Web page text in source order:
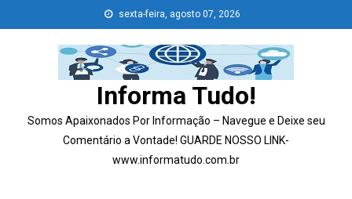
to
sexta-feira, agosto 07, 2026
Informa Tudo!
Somos Apaixonados Por Informação – Navegue e Deixe seu
Comentário a Vontade! GUARDE NOSSO LINK-
www.informatudo.com.br